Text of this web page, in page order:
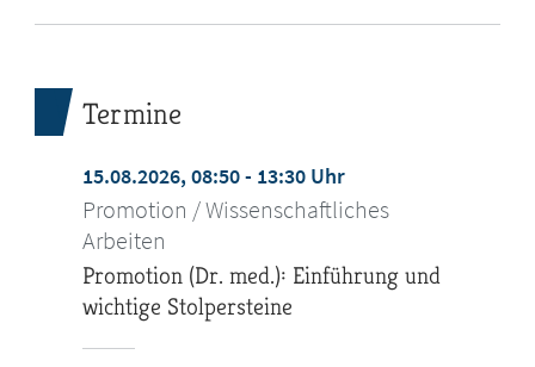
Termine
15.08.2026, 08:50 - 13:30 Uhr
Promotion / Wissenschaftliches
Arbeiten
Promotion (Dr. med.): Einführung und
wichtige Stolpersteine